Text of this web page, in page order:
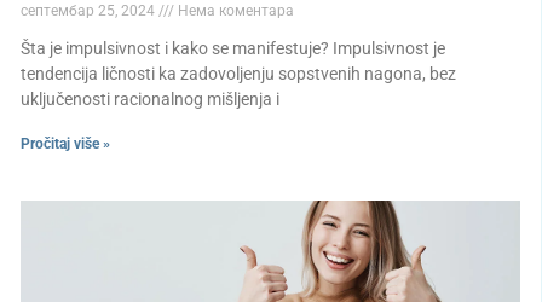
септембар 25, 2024 Нема коментара
Šta je impulsivnost i kako se manifestuje? Impulsivnost je
tendencija ličnosti ka zadovoljenju sopstvenih nagona, bez
uključenosti racionalnog mišljenja i
Pročitaj više »